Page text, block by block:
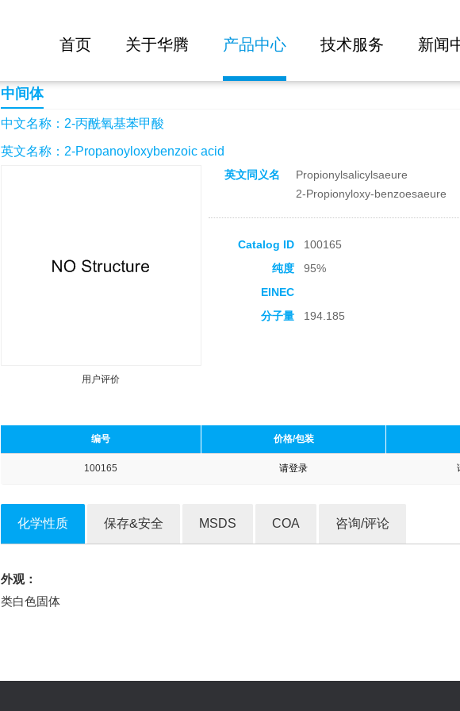
首页 关于华腾 产品中心 技术服务 新闻
2-丙酰氧基苯甲酸
中间体
中文名称：2-丙酰氧基苯甲酸
英文名称：2-Propanoyloxybenzoic acid
用户评价
英文同义名
Propionylsalicylsaeure
2-Propionyloxy-benzoesaeure
Catalog ID 100165
纯度
95%
EINEC
分子量 194.185
编号 价格/包装
100165 请登录
化学性质 保存&安全 MSDS COA 咨询/评论
外观：
类白色固体